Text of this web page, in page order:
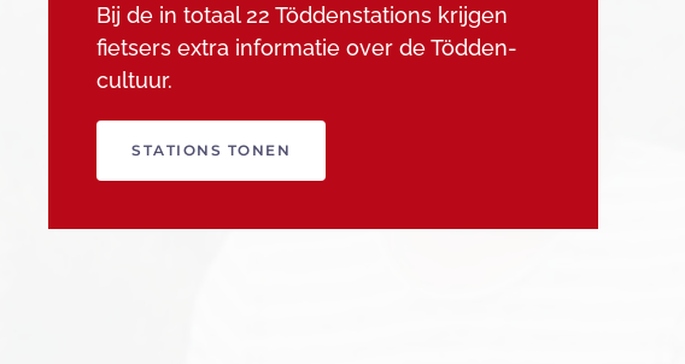
Bij de in totaal 22 Töddenstations krijgen
fietsers extra informatie over de Tödden-
cultuur.
STATIONS TONEN